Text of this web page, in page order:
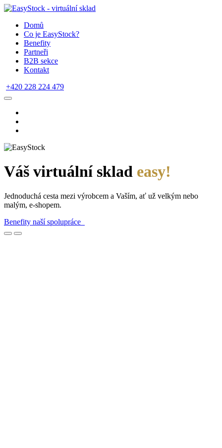
Domů
Co je EasyStock?
Benefity
Partneři
B2B sekce
Kontakt
+420 228 224 479
Váš virtuální sklad easy!
Jednoduchá cesta mezi výrobcem a Vaším, ať už velkým nebo
malým, e-shopem.
Benefity naší spolupráce